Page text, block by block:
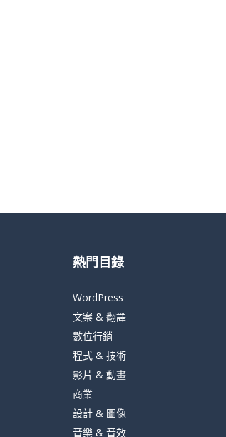
熱門目錄
WordPress
文案 & 翻譯
數位行銷
程式 & 技術
影片 & 動畫
商業
設計 & 圖像
音樂 & 音效